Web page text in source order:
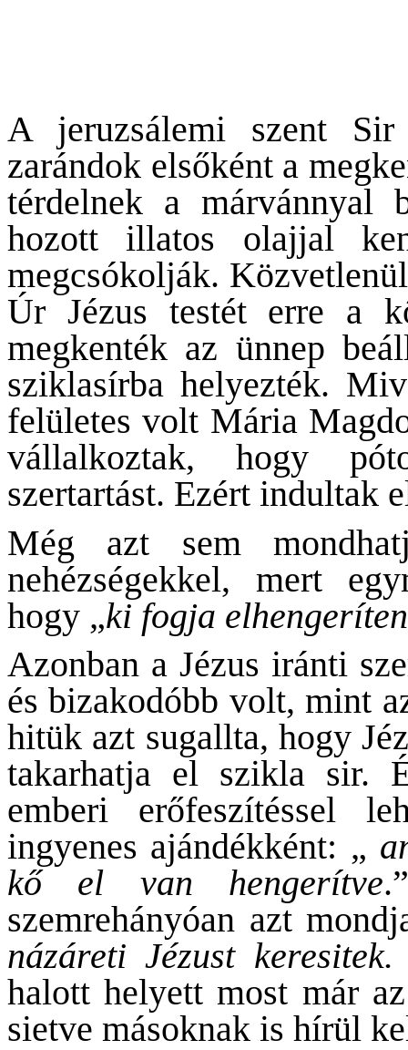
A jeruzsálemi szent
zarándok elsőként a
térdelnek a márvánnyal
hozott illatos olajjal
megcsókolják.
Úr Jézus testét erre a
megkenték az ünnep
sziklasírba helyezték.
felületes volt Mária
vállalkoztak, hogy
szertartást. Ezért indultak
Még azt sem
nehézségekkel, mert
hogy „ki fogja
Azonban a Jézus iránti
és bizakodóbb volt, mint
hitük azt sugallta, hogy
takarhatja el szikla sir.
emberi erőfeszítéssel
ingyenes ajándékként: „
kő el van hengerítve
szemrehányóan azt
názáreti Jézust
halott helyett most már
sietve másoknak is hírül